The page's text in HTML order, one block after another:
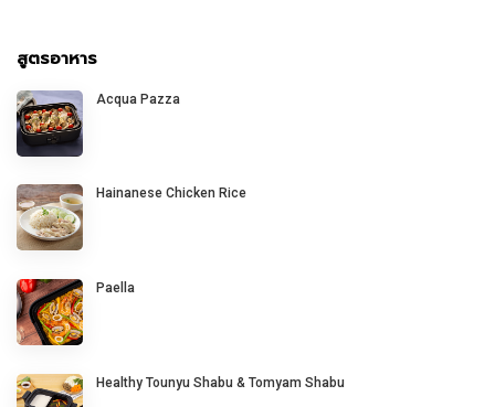
สูตรอาหาร
Acqua Pazza
Hainanese Chicken Rice
Paella
Healthy Tounyu Shabu & Tomyam Shabu